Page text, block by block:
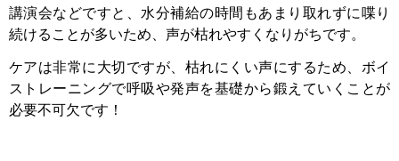
講演会などですと、水分補給の時間もあまり取れずに喋り
続けることが多いため、声が枯れやすくなりがちです。
ケアは非常に大切ですが、枯れにくい声にするため、ボイ
ストレーニングで呼吸や発声を基礎から鍛えていくことが
必要不可欠です！